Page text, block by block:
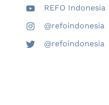
REFO Indonesia
@refoindonesia
@refoindonesia